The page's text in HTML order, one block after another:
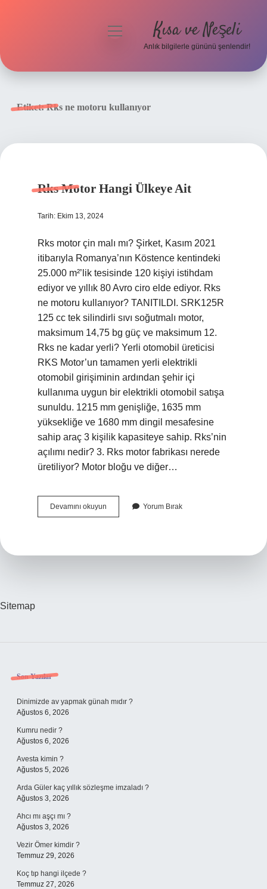
menüyü
Kısa ve Neşeli
Anlık bilgilerle gününü şenlendir!
Etiket:Rks ne motoru kullanıyor
Rks Motor Hangi Ülkeye Ait
Tarih: Ekim 13, 2024
Rks motor çin malı mı? Şirket, Kasım 2021
itibarıyla Romanya’nın Köstence kentindeki
25.000 m²’lik tesisinde 120 kişiyi istihdam
ediyor ve yıllık 80 Avro ciro elde ediyor. Rks
ne motoru kullanıyor? TANITILDI. SRK125R
125 cc tek silindirli sıvı soğutmalı motor,
maksimum 14,75 bg güç ve maksimum 12.
Rks ne kadar yerli? Yerli otomobil üreticisi
RKS Motor’un tamamen yerli elektrikli
otomobil girişiminin ardından şehir içi
kullanıma uygun bir elektrikli otomobil satışa
sunuldu. 1215 mm genişliğe, 1635 mm
yüksekliğe ve 1680 mm dingil mesafesine
sahip araç 3 kişilik kapasiteye sahip. Rks’nin
açılımı nedir? 3. Rks motor fabrikası nerede
üretiliyor? Motor bloğu ve diğer…
Devamını okuyun
Motor
Yorum Bırak
Sitemap
Sidebar
Son Yazılar
Dinimizde av yapmak günah mıdır ?
Ağustos 6, 2026
Kumru nedir ?
Ağustos 6, 2026
Avesta kimin ?
Ağustos 5, 2026
Arda Güler kaç yıllık sözleşme imzaladı ?
Ağustos 3, 2026
Ahcı mı aşçı mı ?
Ağustos 3, 2026
Vezir Ömer kimdir ?
Temmuz 29, 2026
Koç tıp hangi ilçede ?
Temmuz 27, 2026